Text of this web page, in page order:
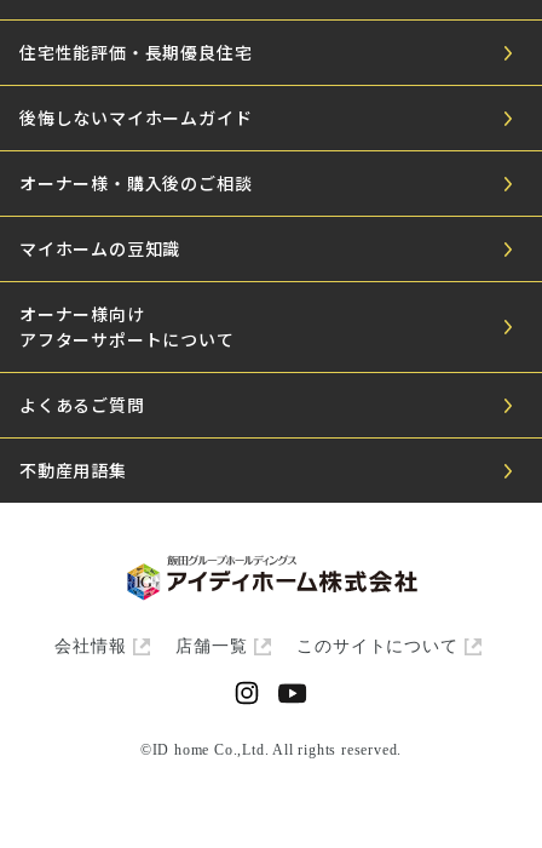
住宅性能評価・長期優良住宅
後悔しないマイホームガイド
オーナー様・購入後のご相談
マイホームの豆知識
オーナー様向け
アフターサポートについて
よくあるご質問
不動産用語集
会社情報 店舗一覧 このサイトについて
©ID home Co.,Ltd. All rights reserved.